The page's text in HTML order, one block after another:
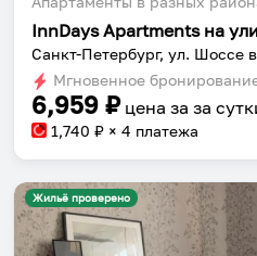
Санкт-Петербург, ул. Шоссе
Мгновенное
6,959 ₽ цена за за
1,740 ₽ × 4 платежа
Жильё проверено